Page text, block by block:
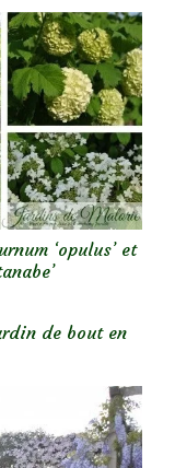
‘opulus’ et
de bout en